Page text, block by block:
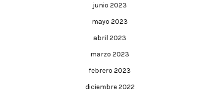
junio 2023
mayo 2023
abril 2023
marzo 2023
febrero 2023
diciembre 2022